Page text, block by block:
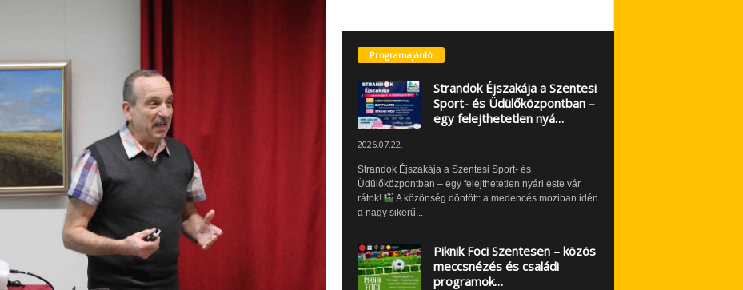
Programajánló
Strandok Éjszakája a Szentesi
Sport- és Üdülőközpontban –
egy felejthetetlen nyá…
2026.07.22.
Strandok Éjszakája a Szentesi Sport- és
Üdülőközpontban – egy felejthetetlen nyári este vár
rátok!
A közönség döntött: a medencés moziban idén
a nagy sikerű...
Piknik Foci Szentesen – közös
meccsnézés és családi
programok…